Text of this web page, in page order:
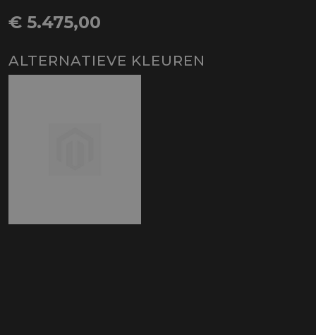
€ 5.475,00
ALTERNATIEVE KLEUREN